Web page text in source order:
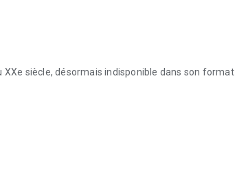
siècle, désormais indisponible dans son format